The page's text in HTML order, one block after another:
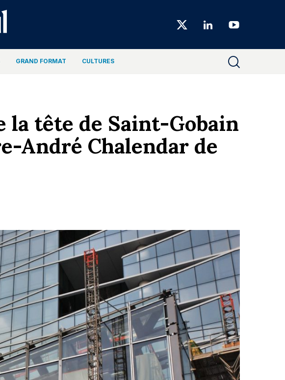
Choiseul
Magazine
GRAND FORMAT CULTURES
la tête de Saint-Gobain
André Chalendar de